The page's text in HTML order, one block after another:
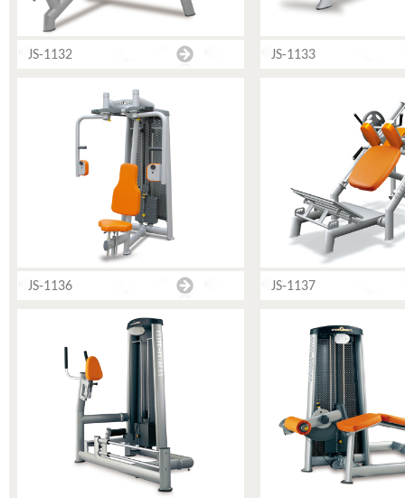
JS-1132 JS-1133
JS-1136 JS-1137